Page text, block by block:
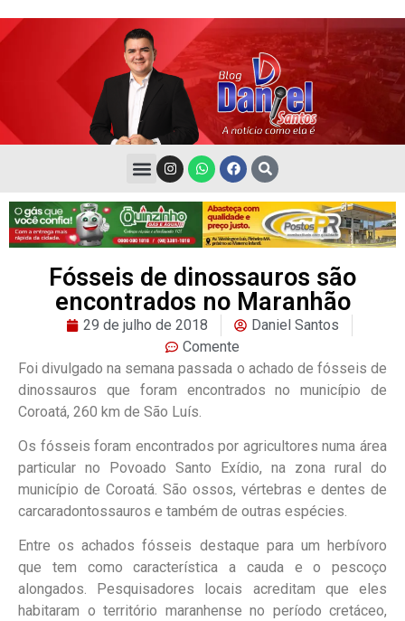
Fósseis de dinossauros são
encontrados no Maranhão
29 de julho de 2018
Daniel Santos
Comente
Foi divulgado na semana passada o achado de fósseis de
dinossauros que foram encontrados no município de
Coroatá, 260 km de São Luís.
Os fósseis foram encontrados por agricultores numa área
particular no Povoado Santo Exídio, na zona rural do
município de Coroatá. São ossos, vértebras e dentes de
carcaradontossauros e também de outras espécies.
Entre os achados fósseis destaque para um herbívoro
que tem como característica a cauda e o pescoço
alongados. Pesquisadores locais acreditam que eles
habitaram o território maranhense no período cretáceo,